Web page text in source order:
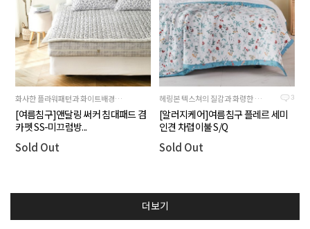
화사한 플라워패턴과 화이트배경이 어우러져진 제품
[여름침구]앤달링 써커 침대패드 겸
카펫 SS-미끄럼방...
Sold Out
3
헤링본 텍스쳐의 질감과 화령한 플라워 패턴이 대비되는 컬러감으로 싱그러운 느낌을 주는 제품입니다.
[알러지케어]여름침구 플레르 세미
인견 차렵이불 S/Q
Sold Out
더보기